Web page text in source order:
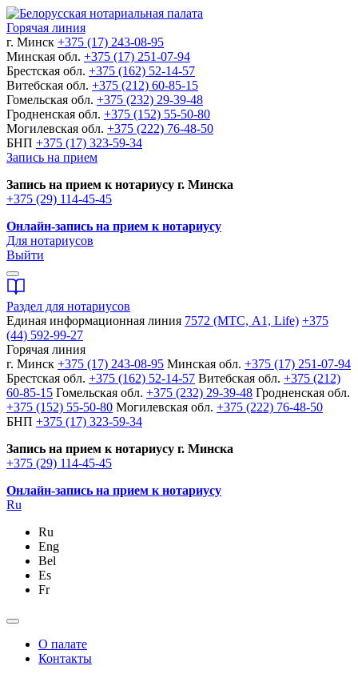
Горячая линия
г. Минск +375 (17) 243-08-95
Минская обл. +375 (17) 251-07-94
Брестская обл. +375 (162) 52-14-57
Витебская обл. +375 (212) 60-85-15
Гомельская обл. +375 (232) 29-39-48
Гродненская обл. +375 (152) 55-50-80
Могилевская обл. +375 (222) 76-48-50
БНП +375 (17) 323-59-34
Запись на прием
Запись на прием к нотариусу г. Минска
+375 (29) 114-45-45
Онлайн-запись на прием к нотариусу
Для нотариусов
Выйти
Раздел для нотариусов
Единая информационная линия 7572 (МТС, A1, Life) +375
(44) 592-99-27
Горячая линия
г. Минск +375 (17) 243-08-95 Минская обл. +375 (17) 251-07-94
Брестская обл. +375 (162) 52-14-57 Витебская обл. +375 (212)
60-85-15 Гомельская обл. +375 (232) 29-39-48 Гродненская обл.
+375 (152) 55-50-80 Могилевская обл. +375 (222) 76-48-50
БНП +375 (17) 323-59-34
Запись на прием к нотариусу г. Минска
+375 (29) 114-45-45
Онлайн-запись на прием к нотариусу
Ru
Ru
Eng
Bel
Es
Fr
О палате
Контакты